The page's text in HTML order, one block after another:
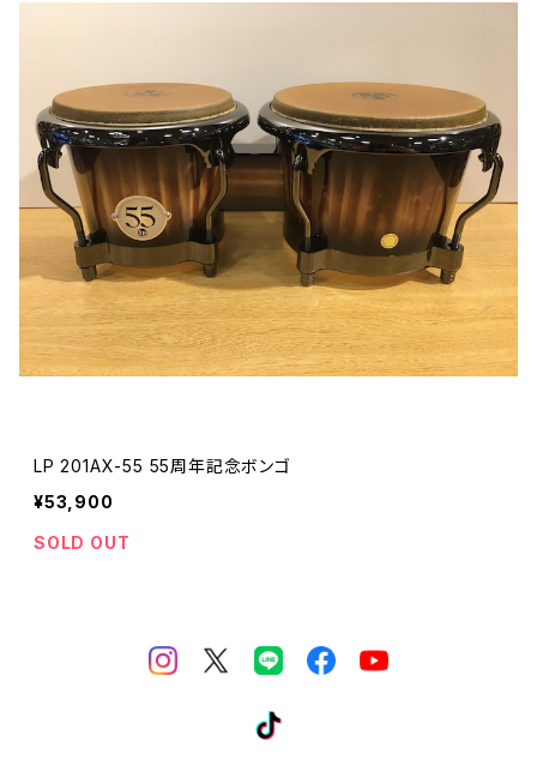
LP 201AX-55 55周年記念ボンゴ
¥53,900
SOLD OUT